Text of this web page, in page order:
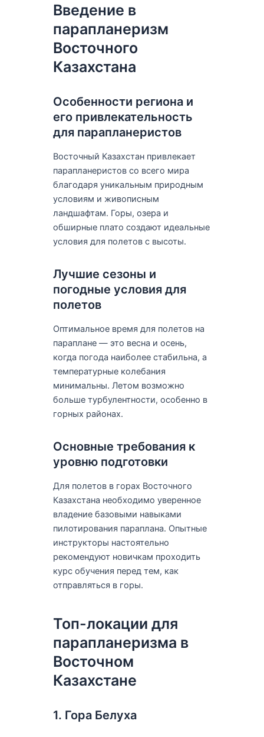
Введение в
парапланеризм
Восточного
Казахстана
Особенности региона и
его привлекательность
для парапланеристов
Восточный Казахстан привлекает
парапланеристов со всего мира
благодаря уникальным природным
условиям и живописным
ландшафтам. Горы, озера и
обширные плато создают идеальные
условия для полетов с высоты.
Лучшие сезоны и
погодные условия для
полетов
Оптимальное время для полетов на
параплане — это весна и осень,
когда погода наиболее стабильна, а
температурные колебания
минимальны. Летом возможно
больше турбулентности, особенно в
горных районах.
Основные требования к
уровню подготовки
Для полетов в горах Восточного
Казахстана необходимо уверенное
владение базовыми навыками
пилотирования параплана. Опытные
инструкторы настоятельно
рекомендуют новичкам проходить
курс обучения перед тем, как
отправляться в горы.
Топ-локации для
парапланеризма в
Восточном
Казахстане
1. Гора Белуха